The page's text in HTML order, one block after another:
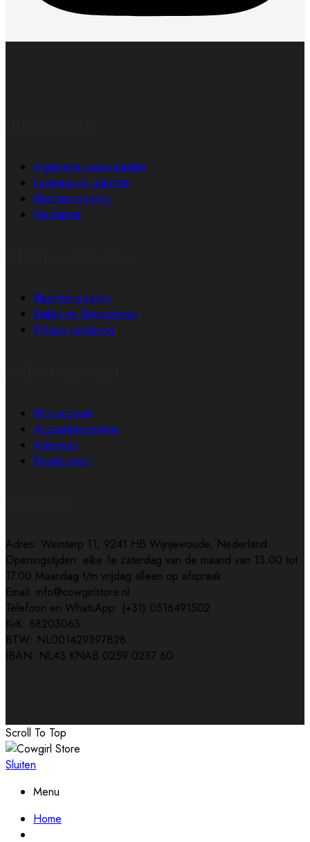
Algemene voorwaarden
Levering en garantie
Klachtenregeling
Disclaimer
Klachtenregeling
Ruilen en Retourneren
Privacy verklaring
Mijn account
Accountgegevens
Adressen
Bestellingen
Adres: Weinterp 11, 9241 HB Wijnjewoude, Nederland
Openingstijden: elke 1e zaterdag van de maand van 13.00 tot
17.00 Maandag t/m vrijdag alleen op afspraak
Email: info@cowgirlstore.nl
Telefoon en WhatsApp: (+31) 0516491502
KvK: 68203063
BTW: NL001429397B28
IBAN: NL43 KNAB 0259 0237 60
Scroll To Top
Sluiten
Menu
Home